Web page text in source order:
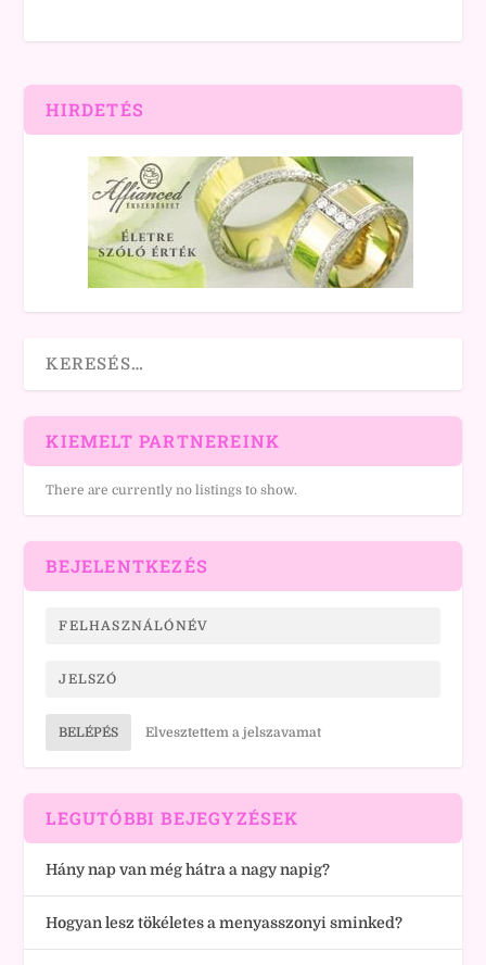
HIRDETÉS
KIEMELT PARTNEREINK
There are currently no listings to show.
BEJELENTKEZÉS
BELÉPÉS Elvesztettem a jelszavamat
LEGUTÓBBI BEJEGYZÉSEK
Hány nap van még hátra a nagy napig?
Hogyan lesz tökéletes a menyasszonyi sminked?